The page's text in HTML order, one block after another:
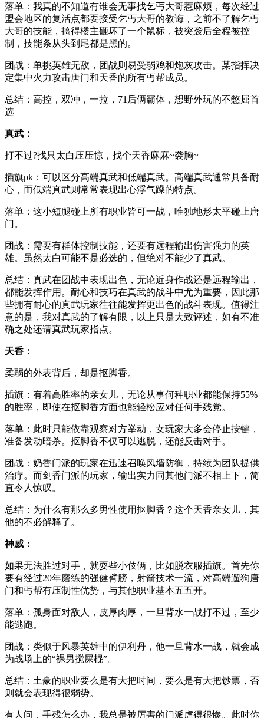
落单：我真的不知道有谁会无事找乞丐大哥惹麻烦，每次经过
盟会地区的复活点都要接受乞丐大哥的教诲，之前不了解乞丐
大哥的技能，搞得楼主砸坏了一个鼠标，被突袭后全程被控
制，技能条从头到尾都是黑的。
团战：单挑英雄无敌，团战则易受弱鸡和炮灰攻击。某指挥决
定集中火力攻击唐门和天香的所有丐帮成员。
总结：高控，双冲，一拉，71后俩霸体，想野外玩的不憋屈首
选
真武：
打不过?找只太白压压惊，找个天香麻麻~袭胸~
插旗pk：可以区分高端真武和低端真武。高端真武通常具备耐
心，而低端真武则常常表现出心浮气躁的特点。
落单：这小短腿碰上所有职业皆可一战，唯独地形太平碰上唐
门。
团战：需要有群体控制技能，还要有远程输出伤害强力的英
雄。虽然太白可能不是必选的，但绝对不能少了真武。
总结：真武在团战中表现出色，无论近身作战还是远程输出，
都能发挥作用。耐心和技巧在真武的战斗中尤为重要，因此那
些拥有耐心的真武玩家往往能发挥更出色的战斗表现。值得注
意的是，我对真武的了解有限，以上只是大致评述，如有不准
确之处还请真武玩家指点。
天香：
柔弱的外表背后，却是抠脚香。
插旗：有着高胜率的亲女儿，无论从事何种职业都能保持55%
的胜率，即使在抠脚香方面也能轻松应对任何手残党。
落单：此时只能依靠观察对方举动，女玩家大多会停止按键，
准备发动暗杀。抠脚香不仅可以逃脱，还能反击对手。
团战：奶香门派的玩家在迅速召唤风墙防御，持续为团队提供
治疗。而剑香门派的玩家，输出实力同其他门派不相上下，简
直令人惊叹。
总结：为什么有那么多男性使用抠脚香？这个天香亲女儿，其
他的不必解释了。
神威：
如果无法胜过对手，就耍些小伎俩，比如脱衣服插旗。首先你
要有经过20年磨练的强健臂膀，射箭技术一流，对高端遛狗唐
门和丐帮有压制性优势，与其他职业基本五五开。
落单：孤身面对敌人，皮厚肉厚，一旦背水一战打不过，至少
能逃跑。
团战：类似于风暴英雄中的伊利丹，他一旦背水一战，就会成
为战场上的“裸男搅屎棍”。
总结：土豪的职业要么是有大把时间，要么是有大把钞票，否
则就会表现得很弱势。
有人问，手残怎么办，我总是被厉害的门派虐得很惨。此时你